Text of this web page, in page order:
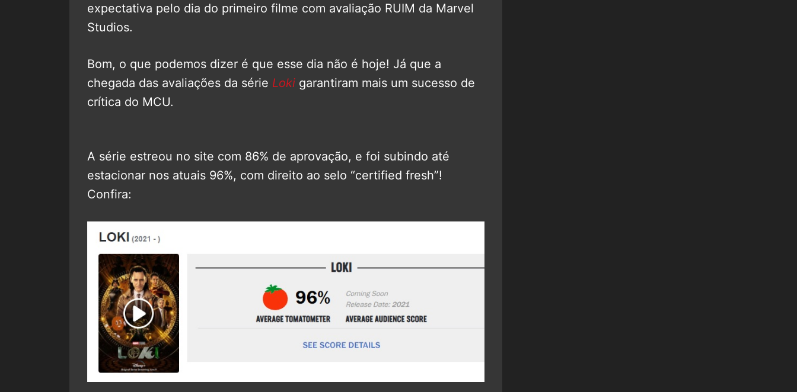
expectativa pelo dia do primeiro filme com avaliação RUIM da Marvel
Studios.
Bom, o que podemos dizer é que esse dia não é hoje! Já que a
chegada das avaliações da série Loki garantiram mais um sucesso de
crítica do MCU.
A série estreou no site com 86% de aprovação, e foi subindo até
estacionar nos atuais 96%, com direito ao selo “certified fresh”!
Confira: